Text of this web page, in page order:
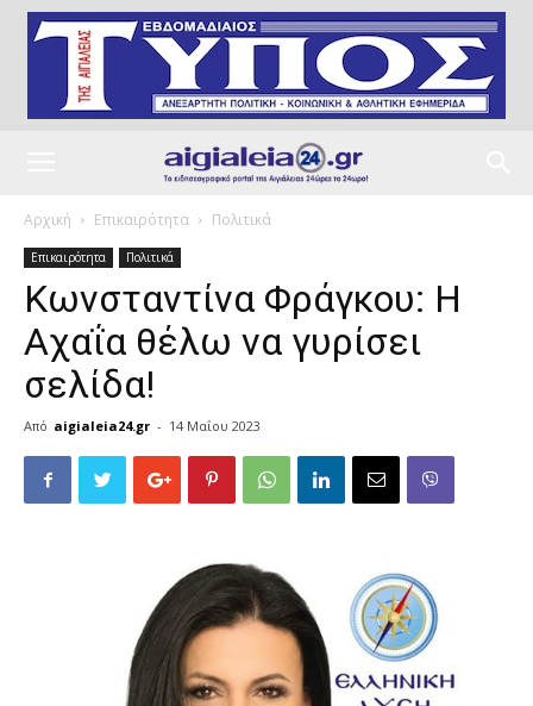
Αρχική Επικαιρότητα Πολιτικά
Επικαιρότητα Πολιτικά
Κωνσταντίνα Φράγκου: Η
Αχαΐα θέλω να γυρίσει
σελίδα!
Από aigialeia24.gr - 14 Μαΐου 2023